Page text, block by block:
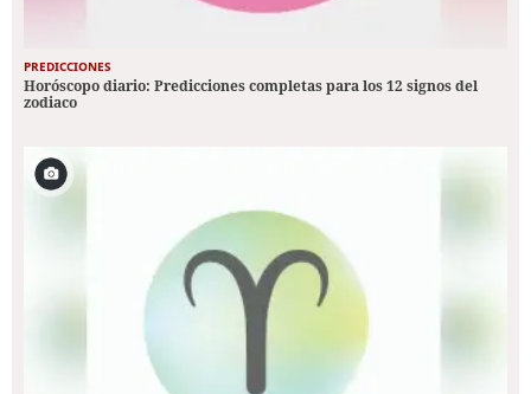
PREDICCIONES
Horóscopo diario: Predicciones completas para los 12 signos del
zodiaco